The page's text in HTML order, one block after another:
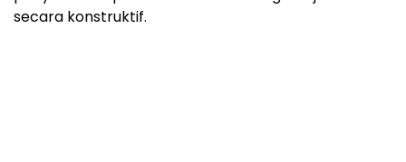
secara konstruktif.